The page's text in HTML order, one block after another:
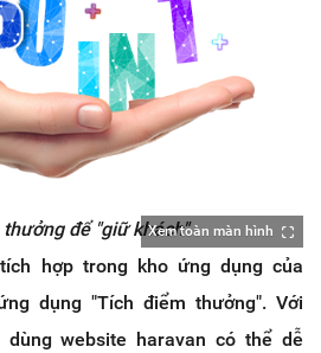
Xem toàn màn hình
để "giữ khách"
hợp trong kho ứng dụng của
dụng "Tích điểm thưởng". Với
website haravan có thể dễ